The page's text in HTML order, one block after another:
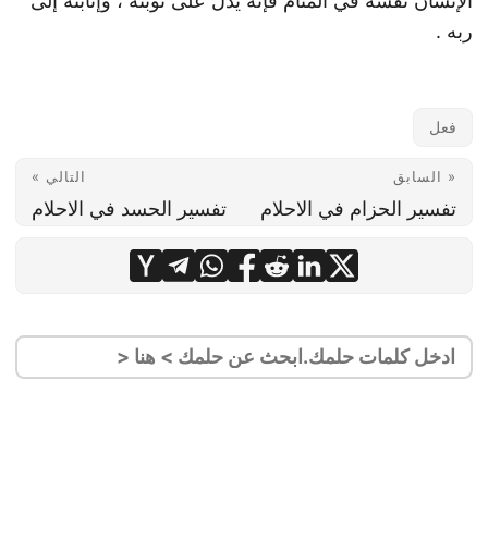
ربه .
فعل
« السابق
تفسير الحزام في الاحلام
التالي »
تفسير الحسد في الاحلام